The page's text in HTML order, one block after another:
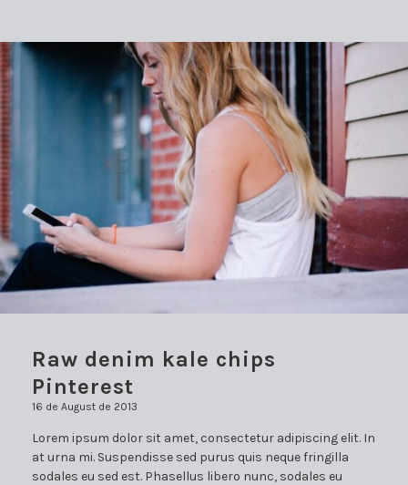
Raw denim kale chips
Pinterest
16 de August de 2013
Lorem ipsum dolor sit amet, consectetur adipiscing elit. In
at urna mi. Suspendisse sed purus quis neque fringilla
sodales eu sed est. Phasellus libero nunc, sodales eu